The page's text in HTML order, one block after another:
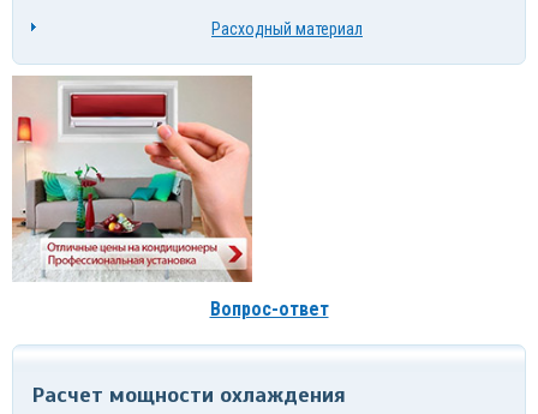
Расходный материал
Вопрос-ответ
Расчет мощности охлаждения